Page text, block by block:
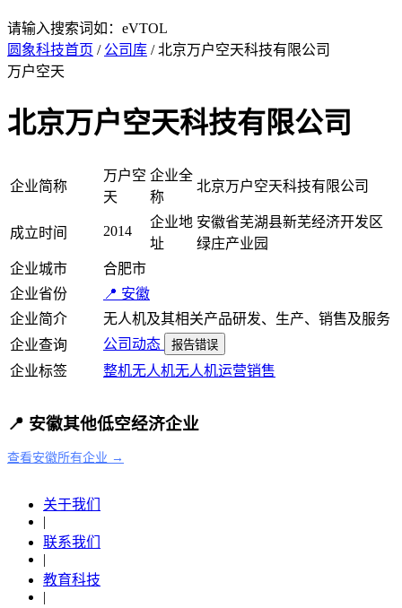
请输入搜索词如：eVTOL
圆象科技首页 / 公司库 / 北京万户空天科技有限公司
万户空天
北京万户空天科技有限公司
企业简称
万户空
天
企业全
称
北京万户空天科技有限公司
成立时间 2014
企业地
址
安徽省芜湖县新芜经济开发区
绿庄产业园
企业城市
合肥市
企业省份
📍 安徽
企业简介
无人机及其相关产品研发、生产、销售及服务
企业查询
公司动态 报告错误
企业标签 整机无人机无人机运营销售
📍 安徽其他低空经济企业
查看安徽所有企业 →
关于我们
|
联系我们
|
教育科技
|